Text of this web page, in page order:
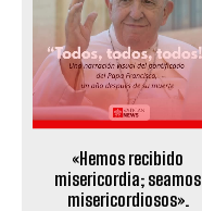
«Hemos recibido
misericordia; seamos
misericordiosos».